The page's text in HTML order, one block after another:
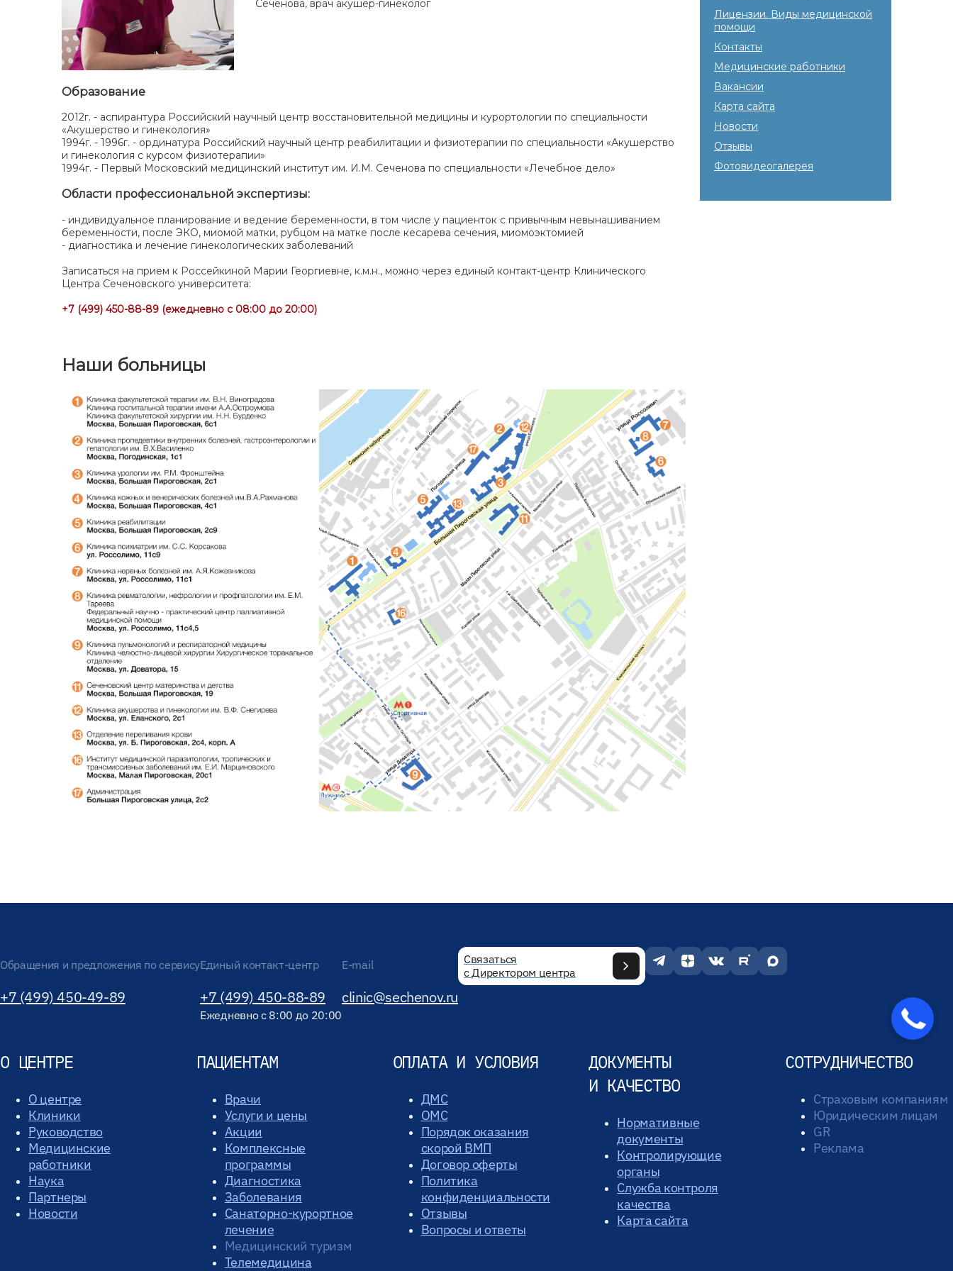
Сеченова, врач акушер-гинеколог
Образование
2012г. - аспирантура Российский научный центр восстановительной медицины и курортологии по специальности
«Акушерство и гинекология»
1994г. - 1996г. - ординатура Российский научный центр реабилитации и физиотерапии по специальности «Акушерство
и гинекология с курсом физиотерапии»
1994г. - Первый Московский медицинский институт им. И.М. Сеченова по специальности «Лечебное дело»
Области профессиональной экспертизы:
- индивидуальное планирование и ведение беременности, в том числе у пациенток с привычным невынашиванием
беременности, после ЭКО, миомой матки, рубцом на матке после кесарева сечения, миомоэктомией
- диагностика и лечение гинекологических заболеваний
Записаться на прием к Россейкиной Марии Георгиевне, к.м.н., можно через единый контакт-центр Клинического
Центра Сеченовского университета:
+7 (499) 450-88-89 (ежедневно с 08:00 до 20:00)
Наши больницы
Лицензии. Виды медицинской
помощи
Контакты
Медицинские работники
Вакансии
Карта сайта
Новости
Отзывы
Фотовидеогалерея
Обращения и предложения по сервису
+7 (499) 450-49-89
Единый контакт-центр
+7 (499) 450-88-89
Ежедневно с 8:00 до 20:00
E-mail
clinic@sechenov.ru
Связаться
с Директором центра
О ЦЕНТРЕ
О центре
Клиники
Руководство
Медицинские
работники
Наука
Партнеры
Новости
ПАЦИЕНТАМ
Врачи
Услуги и цены
Акции
Комплексные
программы
Диагностика
Заболевания
Санаторно-курортное
лечение
Медицинский туризм
Телемедицина
ОПЛАТА И УСЛОВИЯ
ДМС
ОМС
Порядок оказания
скорой ВМП
Договор оферты
Политика
конфиденциальности
Отзывы
Вопросы и ответы
ДОКУМЕНТЫ
И КАЧЕСТВО
Нормативные
документы
Контролирующие
органы
Служба контроля
качества
Карта сайта
СОТРУДНИЧЕСТВО
Страховым компаниям
Юридическим лицам
GR
Реклама